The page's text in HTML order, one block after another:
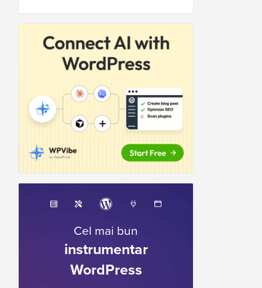
Cel mai bun
instrumentar
WordPress